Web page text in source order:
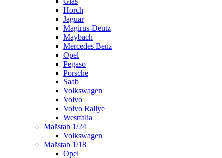
Horch
Jaguar
Magirus-Deutz
Maybach
Mercedes Benz
Opel
Pegaso
Porsche
Saab
Volkswagen
Volvo
Volvo Rallye
Westfalia
Maßstab 1/24
Volkswagen
Maßstab 1/18
Opel